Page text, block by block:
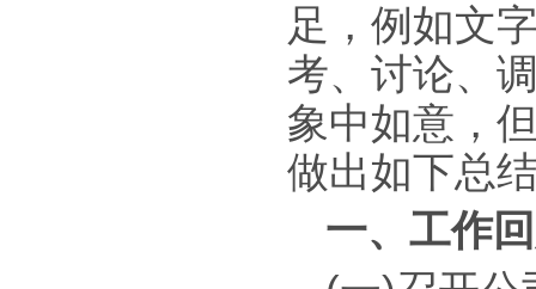
足，例如文
考、讨论、
象中如意，
做出如下总
一、工作